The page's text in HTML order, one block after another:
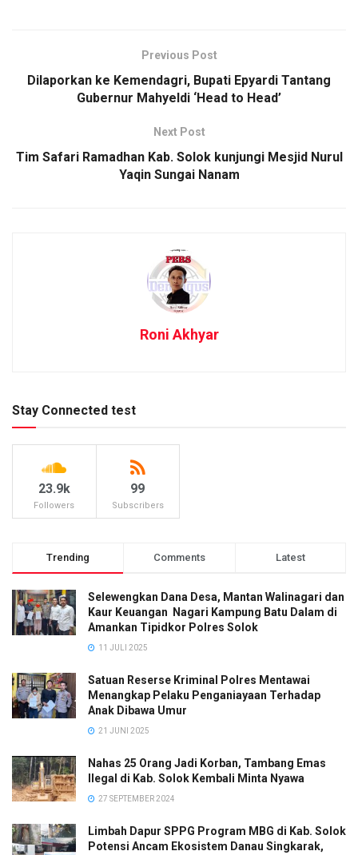
Previous Post
Dilaporkan ke Kemendagri, Bupati Epyardi Tantang
Gubernur Mahyeldi ‘Head to Head’
Next Post
Tim Safari Ramadhan Kab. Solok kunjungi Mesjid Nurul
Yaqin Sungai Nanam
Roni Akhyar
Stay Connected test
23.9k
Followers
99
Subscribers
Trending Comments Latest
Selewengkan Dana Desa, Mantan Walinagari dan
Kaur Keuangan Nagari Kampung Batu Dalam di
Amankan Tipidkor Polres Solok
11 JULI 2025
Satuan Reserse Kriminal Polres Mentawai
Menangkap Pelaku Penganiayaan Terhadap
Anak Dibawa Umur
21 JUNI 2025
Nahas 25 Orang Jadi Korban, Tambang Emas
Ilegal di Kab. Solok Kembali Minta Nyawa
27 SEPTEMBER 2024
Limbah Dapur SPPG Program MBG di Kab. Solok
Potensi Ancam Ekosistem Danau Singkarak,